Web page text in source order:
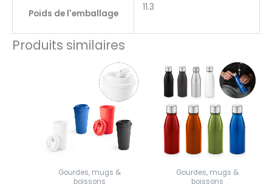
Poids de l'emballage
11.3
Produits similaires
Gourdes, mugs &
boissons
Gourdes, mugs &
boissons